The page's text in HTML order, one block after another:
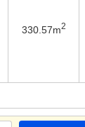
330.57m2